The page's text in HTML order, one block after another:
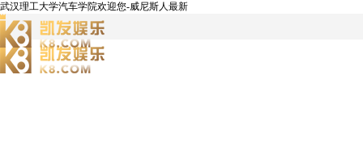
武汉理工大学汽车学院欢迎您-威尼斯人最新